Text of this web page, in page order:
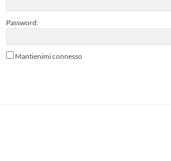
Password:
Mantienimi connesso